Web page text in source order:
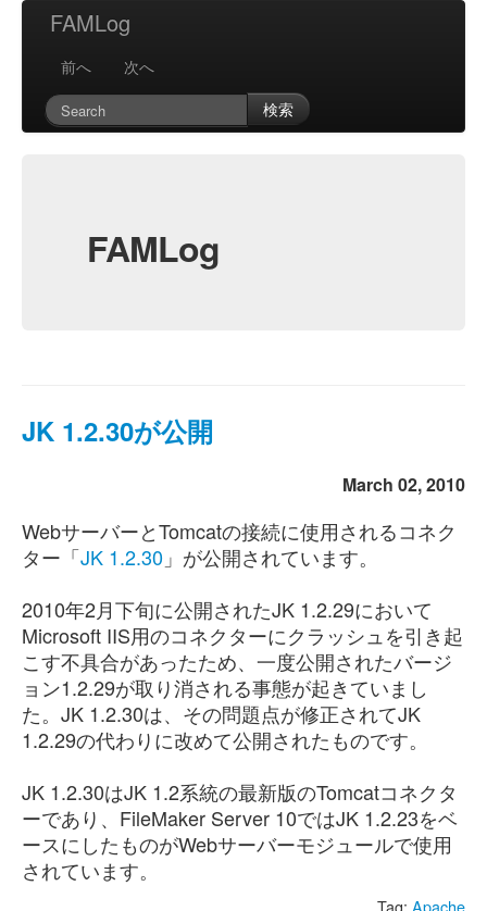
FAMLog
前へ
次へ
検索
FAMLog
JK 1.2.30が公開
March 02, 2010
WebサーバーとTomcatの接続に使用されるコネク
ター「JK 1.2.30 」が公開されています。
2010年2月下旬に公開されたJK 1.2.29において
Microsoft IIS用のコネクターにクラッシュを引き起
こす不具合があったため、一度公開されたバージ
ョン1.2.29が取り消される事態が起きていまし
た。JK 1.2.30は、その問題点が修正されてJK
1.2.29の代わりに改めて公開されたものです。
JK 1.2.30はJK 1.2系統の最新版のTomcatコネクタ
ーであり、FileMaker Server 10ではJK 1.2.23をベ
ースにしたものがWebサーバーモジュールで使用
されています。
Tag: Apache